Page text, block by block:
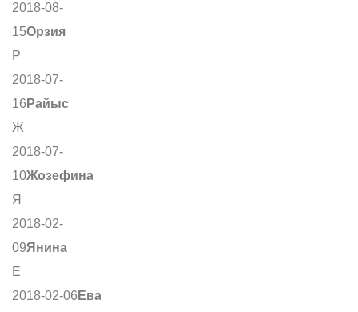
2018-08-
15Орзия
Р
2018-07-
16 Райыс
Ж
2018-07-
10Жозефина
Я
2018-02-
09Янина
Е
2018-02-06 Ева